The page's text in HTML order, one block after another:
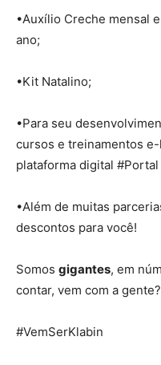
•Auxílio Creche mensal
ano;
•Kit Natalino;
•Para seu
cursos e treinamentos
plataforma digital #Portal
•Além de muitas
descontos para você!
Somos gigantes, em
contar, vem com a
#VemSerKlabin